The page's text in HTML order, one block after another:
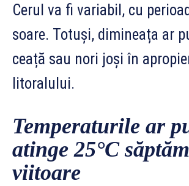
Cerul va fi variabil, cu
soare. Totuși, dimineața ar
ceață sau nori joși în
litoralului.
Temperaturile ar
atinge 25°C
viitoare